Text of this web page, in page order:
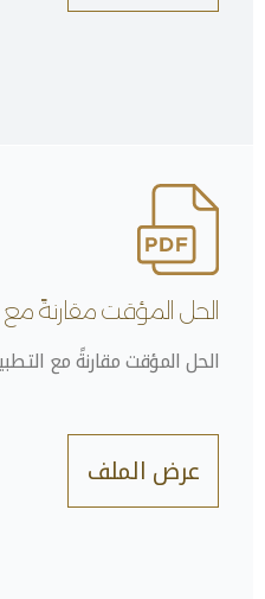
الحل المؤقت مقارنةً
الحل المؤقت مقارنةً مع
عرض الملف